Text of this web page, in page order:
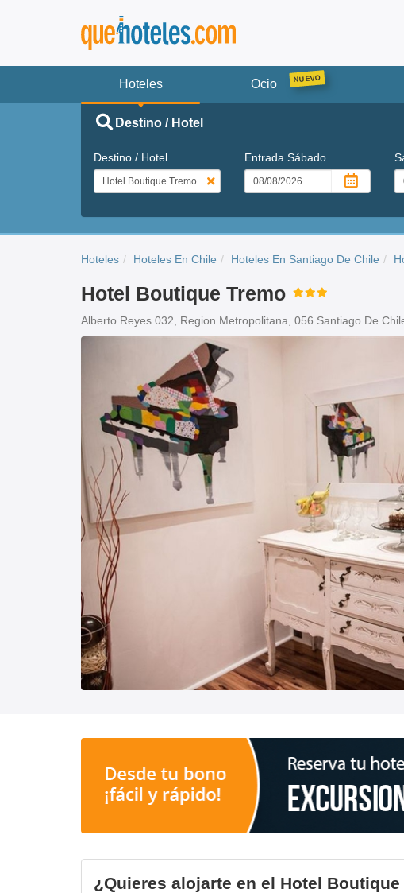
Hoteles Ocio
Destino / Hotel
Destino / Hotel Entrada Sábado
Hoteles Hoteles En Chile Hoteles En Santiago De Chile
Hotel Boutique Tremo
Alberto Reyes 032, Region Metropolitana, 056 Santiago De
¿Quieres alojarte en el Hotel Boutique